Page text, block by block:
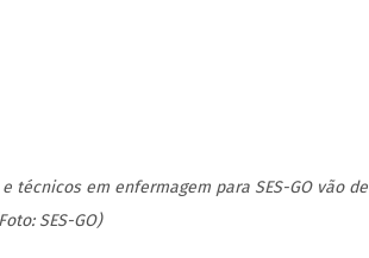
em enfermagem para SES-GO vão de
SES-GO)